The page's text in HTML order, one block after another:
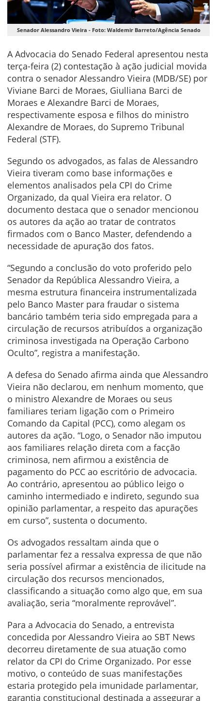
Senador Alessandro Vieira - Foto: Waldemir Barreto/Agência Senado
A Advocacia do Senado Federal apresentou nesta
terça-feira (2) contestação à ação judicial movida
contra o senador Alessandro Vieira (MDB/SE) por
Viviane Barci de Moraes, Giulliana Barci de
Moraes e Alexandre Barci de Moraes,
respectivamente esposa e filhos do ministro
Alexandre de Moraes, do Supremo Tribunal
Federal (STF).
Segundo os advogados, as falas de Alessandro
Vieira tiveram como base informações e
elementos analisados pela CPI do Crime
Organizado, da qual Vieira era relator. O
documento destaca que o senador mencionou
os autores da ação ao tratar de contratos
firmados com o Banco Master, defendendo a
necessidade de apuração dos fatos.
“Segundo a conclusão do voto proferido pelo
Senador da República Alessandro Vieira, a
mesma estrutura financeira instrumentalizada
pelo Banco Master para fraudar o sistema
bancário também teria sido empregada para a
circulação de recursos atribuídos a organização
criminosa investigada na Operação Carbono
Oculto”, registra a manifestação.
A defesa do Senado afirma ainda que Alessandro
Vieira não declarou, em nenhum momento, que
o ministro Alexandre de Moraes ou seus
familiares teriam ligação com o Primeiro
Comando da Capital (PCC), como alegam os
autores da ação. “Logo, o Senador não imputou
aos familiares relação direta com a facção
criminosa, nem afirmou a existência de
pagamento do PCC ao escritório de advocacia.
Ao contrário, apresentou ao público leigo o
caminho intermediado e indireto, segundo sua
opinião parlamentar, a respeito das apurações
em curso”, sustenta o documento.
Os advogados ressaltam ainda que o
parlamentar fez a ressalva expressa de que não
seria possível afirmar a existência de ilicitude na
circulação dos recursos mencionados,
classificando a situação como algo que, em sua
avaliação, seria “moralmente reprovável”.
Para a Advocacia do Senado, a entrevista
concedida por Alessandro Vieira ao SBT News
decorreu diretamente de sua atuação como
relator da CPI do Crime Organizado. Por esse
motivo, o conteúdo de suas manifestações
estaria protegido pela imunidade parlamentar,
garantia constitucional destinada a assegurar a